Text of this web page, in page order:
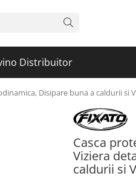
Distribuitor
Disipare buna a caldurii
Casca
Viziera
caldurii si